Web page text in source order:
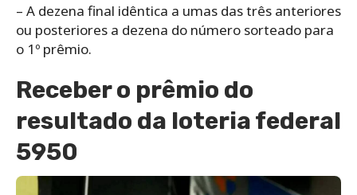
– A dezena final idêntica a umas das três anteriores
ou posteriores a dezena do número sorteado para
o 1º prêmio.
Receber o prêmio do
resultado da loteria federal
5950